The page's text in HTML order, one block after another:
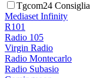
Tgcom24 Consiglia
Mediaset Infinity
R101
Radio 105
Virgin Radio
Radio Montecarlo
Radio Subasio